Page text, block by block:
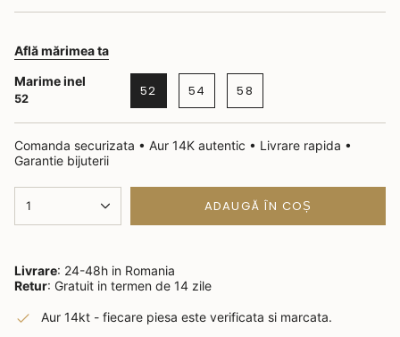
Află mărimea ta
Marime inel
52 52 54 58
Comanda securizata • Aur 14K autentic • Livrare rapida •
Garantie bijuterii
1 ADAUGĂ ÎN COȘ
Livrare: 24-48h in Romania
Retur: Gratuit in termen de 14 zile
Aur 14kt - fiecare piesa este verificata si marcata.